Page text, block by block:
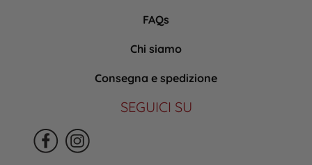
FAQs
Chi siamo
Consegna e spedizione
SEGUICI SU